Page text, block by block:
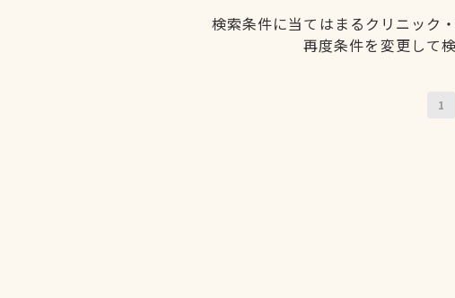
検索条件に当てはまるクリニック
再度条件を変更して
1